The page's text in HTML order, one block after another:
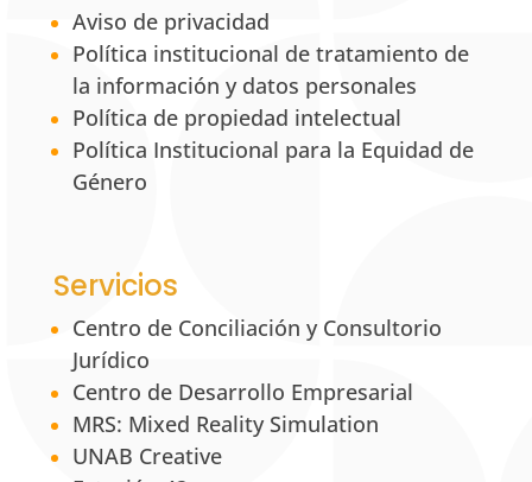
Aviso de privacidad
Política institucional de tratamiento de
la información y datos personales
Política de propiedad intelectual
Política Institucional para la Equidad de
Género
Servicios
Centro de Conciliación y Consultorio
Jurídico
Centro de Desarrollo Empresarial
MRS: Mixed Reality Simulation
UNAB Creative